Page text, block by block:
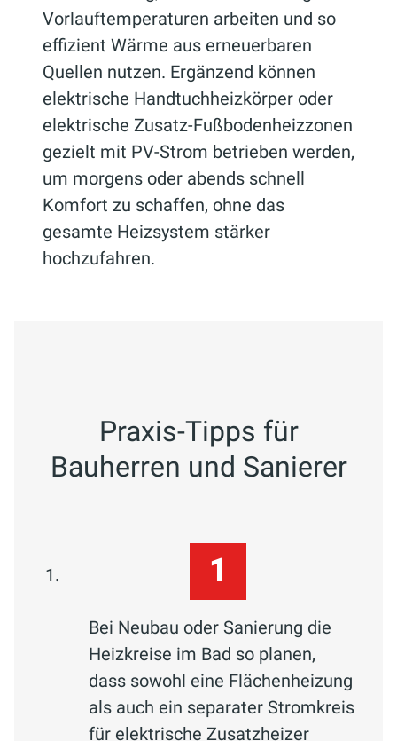
Vorlauftemperaturen arbeiten und so
effizient Wärme aus erneuerbaren
Quellen nutzen. Ergänzend können
elektrische Handtuchheizkörper oder
elektrische Zusatz-Fußbodenheizzonen
gezielt mit PV-Strom betrieben werden,
um morgens oder abends schnell
Komfort zu schaffen, ohne das
gesamte Heizsystem stärker
hochzufahren.
Praxis-Tipps für
Bauherren und Sanierer
Bei Neubau oder Sanierung die
Heizkreise im Bad so planen,
dass sowohl eine Flächenheizung
als auch ein separater Stromkreis
für elektrische Zusatzheizer